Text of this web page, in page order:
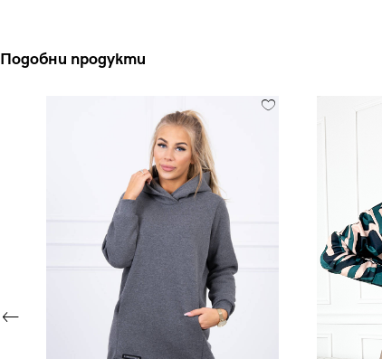
Подобни продукти